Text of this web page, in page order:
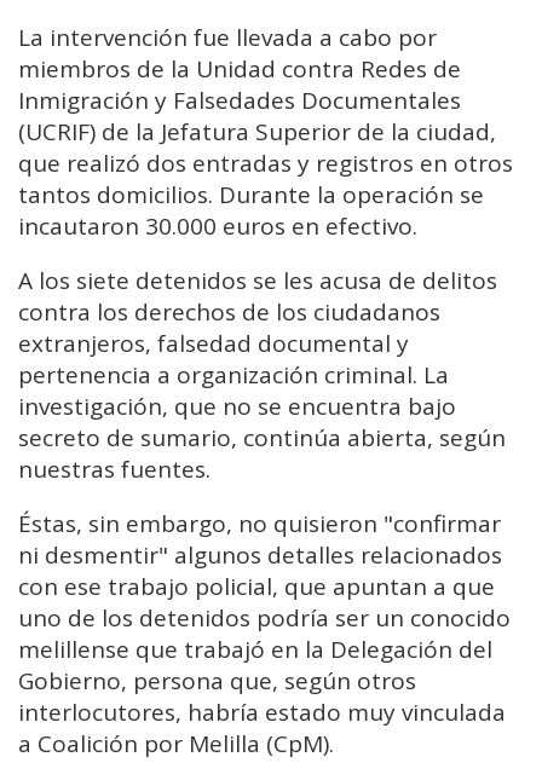
La intervención fue llevada a cabo por
miembros de la Unidad contra Redes de
Inmigración y Falsedades Documentales
(UCRIF) de la Jefatura Superior de la ciudad,
que realizó dos entradas y registros en otros
tantos domicilios. Durante la operación se
incautaron 30.000 euros en efectivo.
A los siete detenidos se les acusa de delitos
contra los derechos de los ciudadanos
extranjeros, falsedad documental y
pertenencia a organización criminal. La
investigación, que no se encuentra bajo
secreto de sumario, continúa abierta, según
nuestras fuentes.
Éstas, sin embargo, no quisieron "confirmar
ni desmentir" algunos detalles relacionados
con ese trabajo policial, que apuntan a que
uno de los detenidos podría ser un conocido
melillense que trabajó en la Delegación del
Gobierno, persona que, según otros
interlocutores, habría estado muy vinculada
a Coalición por Melilla (CpM).